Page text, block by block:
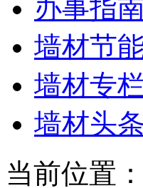
办事指
墙材节
墙材专栏
墙材头条
当前位置：